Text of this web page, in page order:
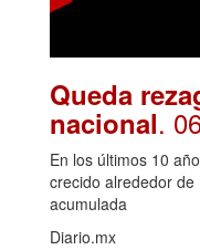
Queda
nacional.
En los últimos 10
crecido alrededor
acumulada
Diario.mx